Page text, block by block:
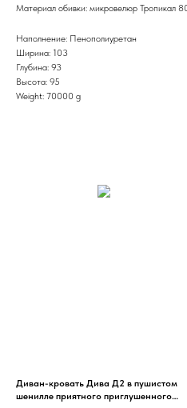
Материал обивки: микровелюр Тропикал
Наполнение: Пенополиуретан
Ширина: 103
Глубина: 93
Высота: 95
Weight: 70000 g
Диван-кровать Дива Д2 в пушистом
шенилле приятного приглушенного